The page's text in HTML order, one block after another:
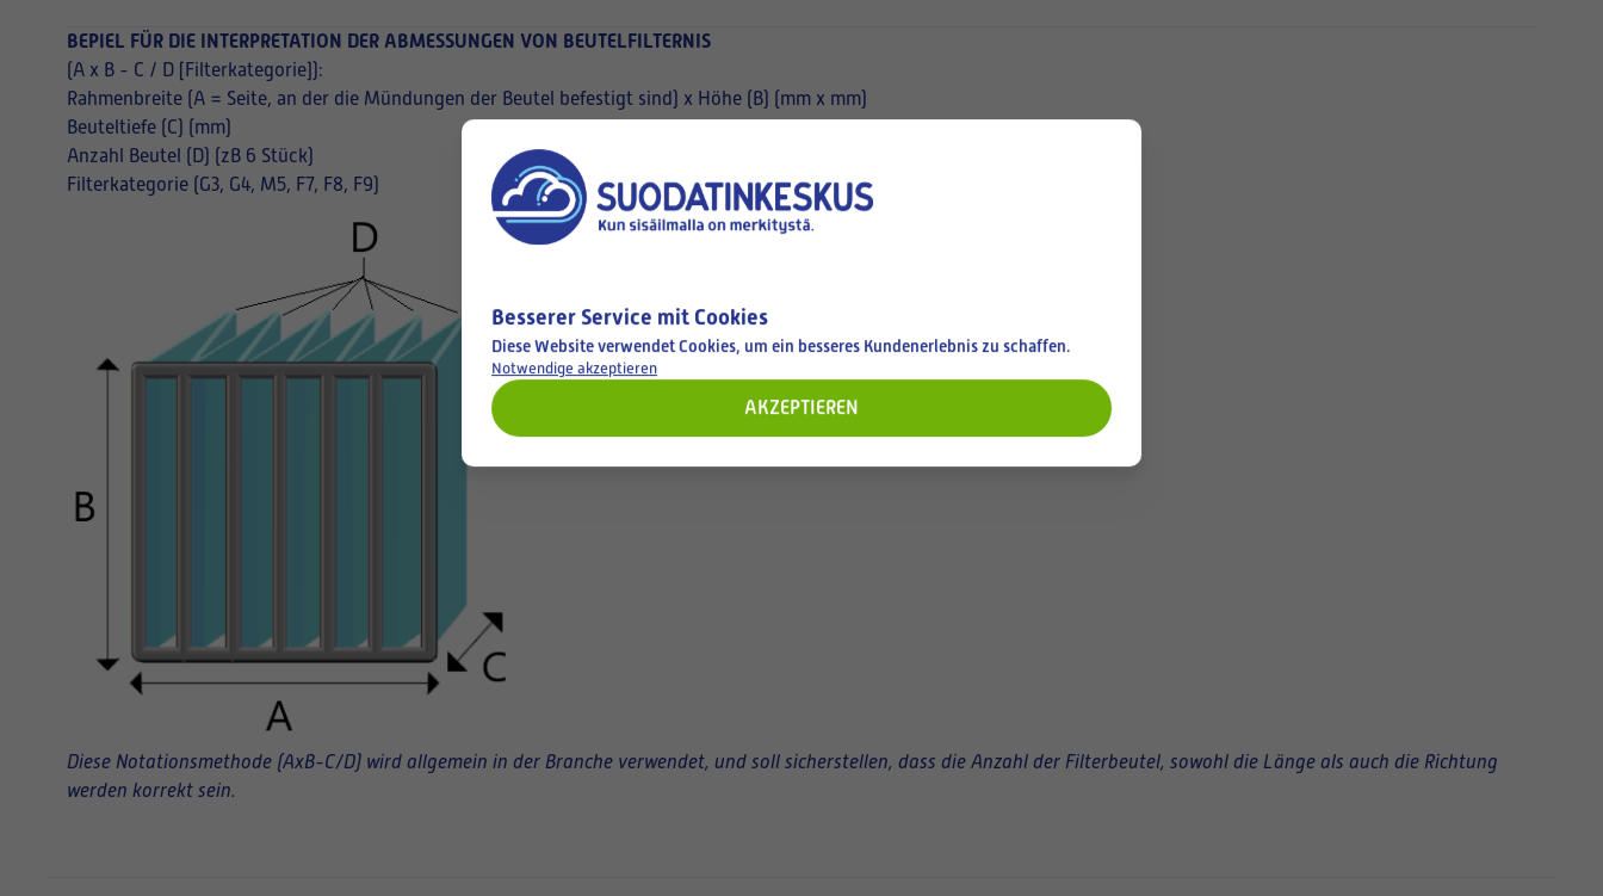
BEPIEL FÜR DIE INTERPRETATION DER ABMESSUNGEN VON BEUTELFILTERNIS
(A x B - C / D [Filterkategorie]):
Rahmenbreite (A = Seite, an der die Mündungen der Beutel befestigt sind) x Höhe (B) (mm x mm)
Beuteltiefe (C) (mm)
Anzahl Beutel (D) (zB 6 Stück)
Filterkategorie (G3, G4, M5, F7, F8, F9)
Diese Notationsmethode (AxB-C/D) wird allgemein in der Branche verwendet, und soll sicherstellen, dass die Anzahl der Filterbeutel, sowohl die Länge als auch die Richtung
werden korrekt sein.
Besserer Service mit Cookies
Diese Website verwendet Cookies, um ein besseres Kundenerlebnis zu schaffen.
Notwendige akzeptieren
AKZEPTIEREN